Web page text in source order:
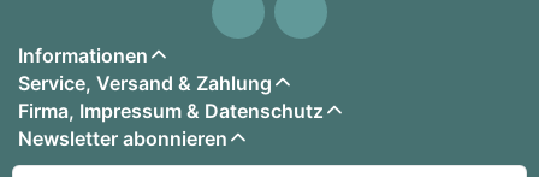
Informationen
Service, Versand & Zahlung
Firma, Impressum & Datenschutz
Newsletter abonnieren